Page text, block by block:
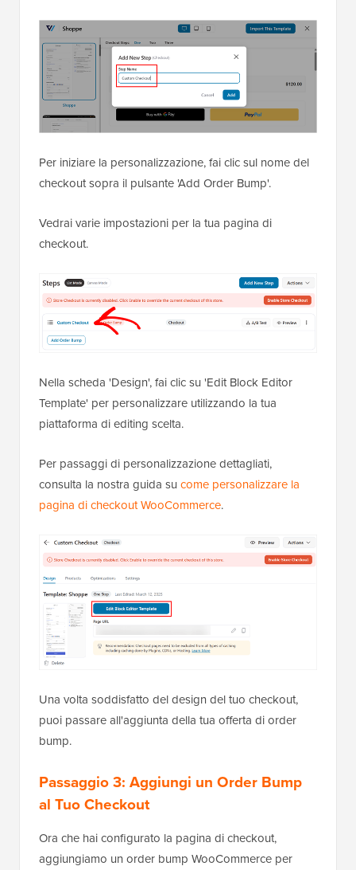
Per iniziare la personalizzazione, fai clic sul nome del
checkout sopra il pulsante 'Add Order Bump'.
Vedrai varie impostazioni per la tua pagina di
checkout.
Nella scheda 'Design', fai clic su 'Edit Block Editor
Template' per personalizzare utilizzando la tua
piattaforma di editing scelta.
Per passaggi di personalizzazione dettagliati,
consulta la nostra guida su come personalizzare la
pagina di checkout WooCommerce.
Una volta soddisfatto del design del tuo checkout,
puoi passare all'aggiunta della tua offerta di order
bump.
Passaggio 3: Aggiungi un Order Bump
al Tuo Checkout
Ora che hai configurato la pagina di checkout,
aggiungiamo un order bump WooCommerce per